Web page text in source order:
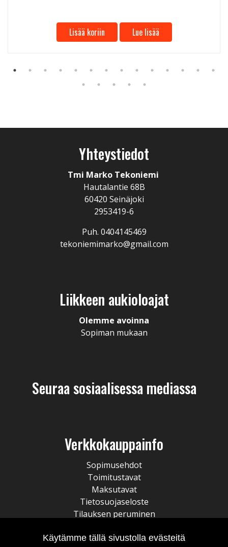
Lisää koriin Lue lisää
Yhteystiedot
Tmi Marko Tekoniemi
Hautalantie 68B
60420 Seinäjoki
2953419-6
Puh. 0404145469
tekoniemimarko@gmail.com
Liikkeen aukioloajat
Olemme avoinna
Sopiman mukaan
Seuraa sosiaalisessa mediassa
Verkkokauppainfo
Sopimusehdot
Toimitustavat
Maksutavat
Tietosuojaseloste
Tilauksen peruminen
Käytämme tällä sivustolla evästeitä